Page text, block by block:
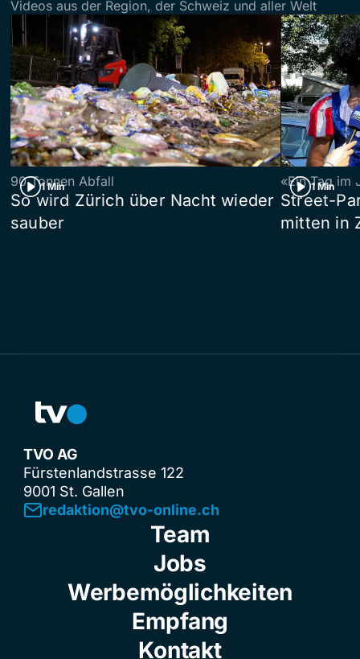
Videos aus der Region, der Schweiz und aller Welt
1 Min
90 Tonnen Abfall
So wird Zürich über Nacht wieder
sauber
1 Min
«Ein Tag im
Street-
mitten in
TVO AG
Fürstenlandstrasse 122
9001 St. Gallen
redaktion@tvo-online.ch
Team
Jobs
Werbemöglichkeiten
Empfang
Kontakt